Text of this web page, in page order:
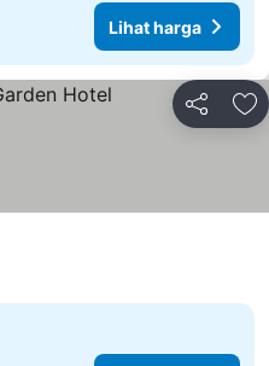
Lihat harga
Kongsi